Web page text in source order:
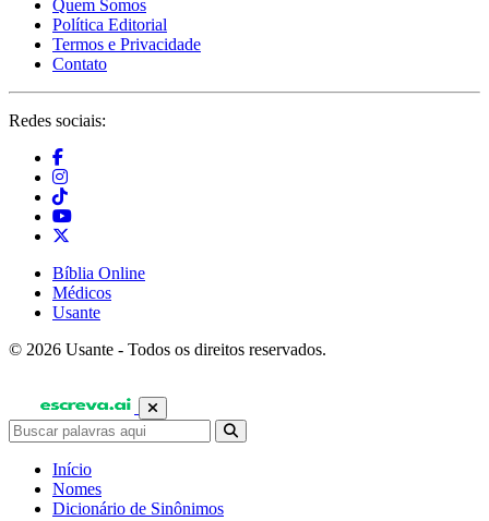
Quem Somos
Política Editorial
Termos e Privacidade
Contato
Redes sociais:
Bíblia Online
Médicos
Usante
© 2026 Usante - Todos os direitos reservados.
Início
Nomes
Dicionário de Sinônimos